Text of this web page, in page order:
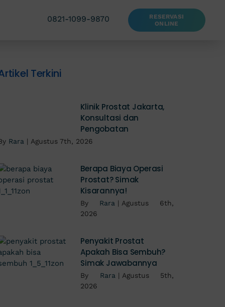
0821-1099-9870
RESERVASI
ONLINE
Terkini
Klinik Prostat Jakarta,
Konsultasi dan
Pengobatan
Rara | Agustus 7th, 2026
Berapa Biaya Operasi
Prostat? Simak
Kisarannya!
By Rara | Agustus 6th,
2026
Penyakit Prostat
Apakah Bisa Sembuh?
Simak Jawabannya
By Rara | Agustus 5th,
2026